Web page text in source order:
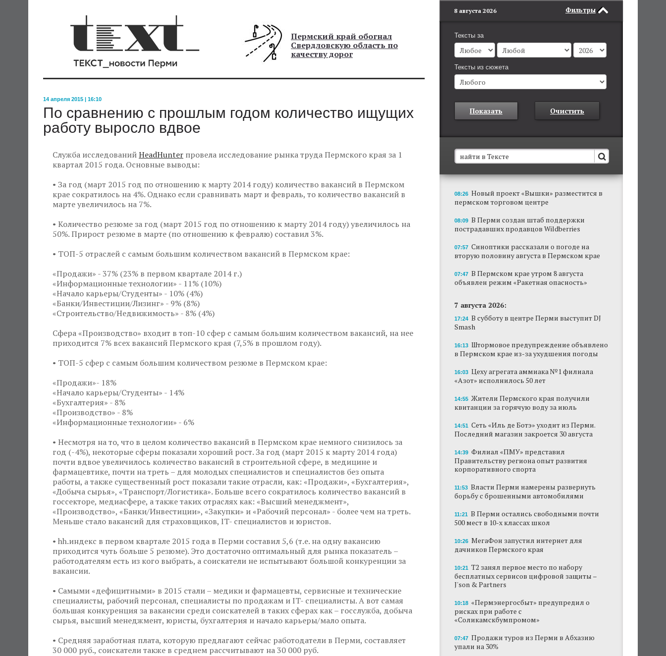
Пермский край обогнал
Свердловскую область по
качеству дорог
14 апреля 2015 | 16:10
По сравнению с прошлым годом количество ищущих
работу выросло вдвое
Служба исследованийHeadHunter провела исследование рынка труда Пермского края за 1
квартал 2015 года. Основные выводы:
• За год (март 2015 год по отношению к марту 2014 году) количество вакансий в Пермском
крае сократилось на 4%. Однако если сравнивать март и февраль, то количество вакансий в
марте увеличилось на 7%.
• Количество резюме за год (март 2015 год по отношению к марту 2014 году) увеличилось на
50%. Прирост резюме в марте (по отношению к февралю) составил 3%.
• ТОП-5 отраслей с самым большим количеством вакансий в Пермском крае:
«Продажи» - 37% (23% в первом квартале 2014 г.)
«Информационные технологии» - 11% (10%)
«Начало карьеры/Студенты» - 10% (4%)
«Банки/Инвестиции/Лизинг» - 9% (8%)
«Строительство/Недвижимость» - 8% (4%)
Сфера «Производство» входит в топ-10 сфер с самым большим количеством вакансий, на нее
приходится 7% всех вакансий Пермского края (7,5% в прошлом году).
• ТОП-5 сфер с самым большим количеством резюме в Пермском крае:
«Продажи»- 18%
«Начало карьеры/Студенты» - 14%
«Бухгалтерия» - 8%
«Производство» - 8%
«Информационные технологии» - 6%
• Несмотря на то, что в целом количество вакансий в Пермском крае немного снизилось за
год (-4%), некоторые сферы показали хороший рост. За год (март 2015 к марту 2014 года)
почти вдвое увеличилось количество вакансий в строительной сфере, в медицине и
фармацевтике, почти на треть – для молодых специалистов и специалистов без опыта
работы, а также существенный рост показали такие отрасли, как: «Продажи», «Бухгалтерия»,
«Добыча сырья», «Транспорт/Логистика». Больше всего сократилось количество вакансий в
госсекторе, медиасфере, а также таких отраслях как: «Высший менеджмент»,
«Производство», «Банки/Инвестиции», «Закупки» и «Рабочий персонал» - более чем на треть.
Меньше стало вакансий для страховщиков, IT- специалистов и юристов.
• hh.индекс в первом квартале 2015 года в Перми составил 5,6 (т.е. на одну вакансию
приходится чуть больше 5 резюме). Это достаточно оптимальный для рынка показатель –
работодателям есть из кого выбрать, а соискатели не испытывают большой конкуренции за
вакансии.
• Самыми «дефицитными» в 2015 стали – медики и фармацевты, сервисные и технические
специалисты, рабочий персонал, специалисты по продажам и IT- специалисты. А вот самая
большая конкуренция за вакансии среди соискателей в таких сферах как – госслужба, добыча
сырья, высший менеджмент, юристы, бухгалтерия и начало карьеры/мало опыта.
• Средняя заработная плата, которую предлагают сейчас работодатели в Перми, составляет
30 000 руб., соискатели также в среднем рассчитывают на 30 000 руб.
Фильтры
8 августа 2026
Тексты за
Тексты из сюжета
Показать Очистить
В Пермском крае установят новые станции
обнаружения беспилотников
Они используются для обнаружения и
отслеживания БПЛА в воздухе.
Новый проект «Вышки» разместится в
пермском торговом центре
пострадавших продавцов Wildberries
Сеть «Иль де Ботэ» уходит из Перми
Власти Перми намерены развернуть борьбу
с брошенными автомобилями
Продажи туров из Перми в Абхазию упали
на 30%
стадиона в Камской долине Перми
08:26 Новый проект «Вышки» разместится в
пермском торговом центре
08:09 В Перми создан штаб поддержки
пострадавших продавцов Wildberries
07:57 Синоптики рассказали о погоде на
вторую половину августа в Пермском крае
07:47 В Пермском крае утром 8 августа
объявлен режим «Ракетная опасность»
7 августа 2026:
17:24 В субботу в центре Перми выступит DJ
Smash
16:13 Штормовое предупреждение объявлено
в Пермском крае из-за ухудшения погоды
16:03 Цеху агрегата аммиака №1 филиала
«Азот» исполнилось 50 лет
14:55 Жители Пермского края получили
квитанции за горячую воду за июль
14:51 Сеть «Иль де Ботэ» уходит из Перми.
Последний магазин закроется 30 августа
14:39 Филиал «ПМУ» представил
Правительству региона опыт развития
корпоративного спорта
11:53 Власти Перми намерены развернуть
борьбу с брошенными автомобилями
11:21 В Перми остались свободными почти
500 мест в 10-х классах школ
10:26 МегаФон запустил интернет для
дачников Пермского края
10:21 Т2 занял первое место по набору
бесплатных сервисов цифровой защиты –
J'son & Partners
10:18 «Пермэнергосбыт» предупредил о
рисках при работе с
«Соликамскбумпромом»
07:47 Продажи туров из Перми в Абхазию
упали на 30%